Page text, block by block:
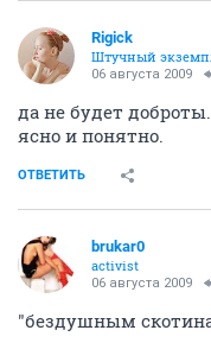
хомячина
06 августа 2009
Но откровенная
к проблемам с
и, как часто бывает,
снижению доходов.
activist